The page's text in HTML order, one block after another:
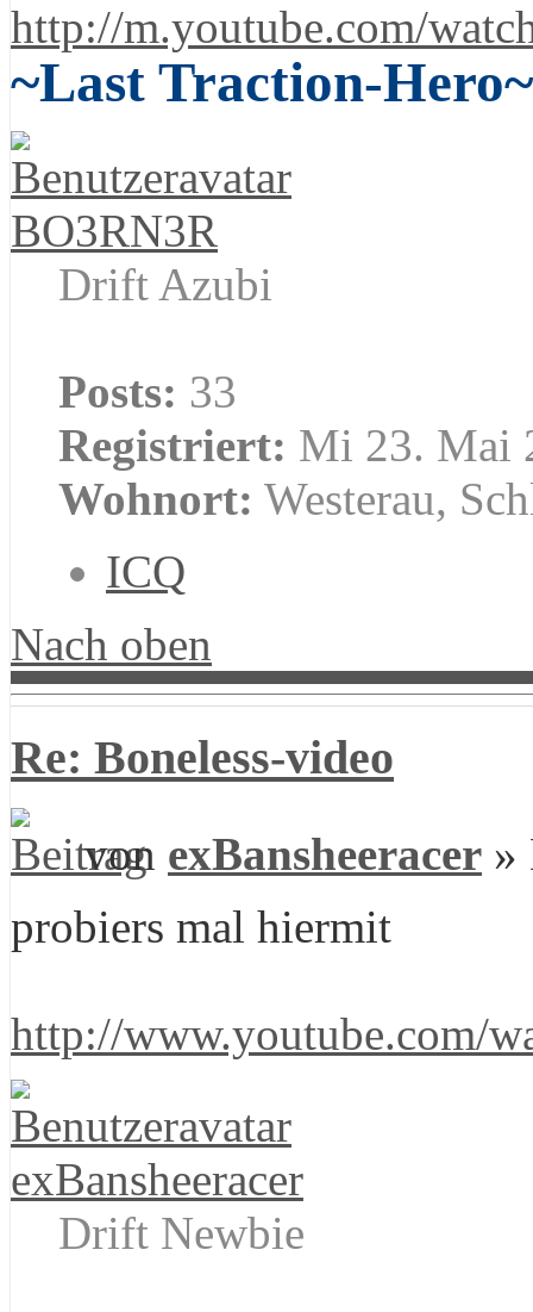
http://m.youtube.com/
~Last Traction-Hero~
BO3RN3R
Drift Azubi
Posts: 33
Registriert: Mi 23. Mai
Wohnort: Westerau,
ICQ
Nach oben
Re: Boneless-video
von exBansheeracer »
probiers mal hiermit
http://www.youtube.com/
exBansheeracer
Drift Newbie